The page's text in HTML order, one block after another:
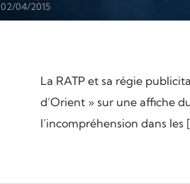
02/04/2015
La RATP et sa régie
d’Orient » sur une affiche
l’incompréhension dans les